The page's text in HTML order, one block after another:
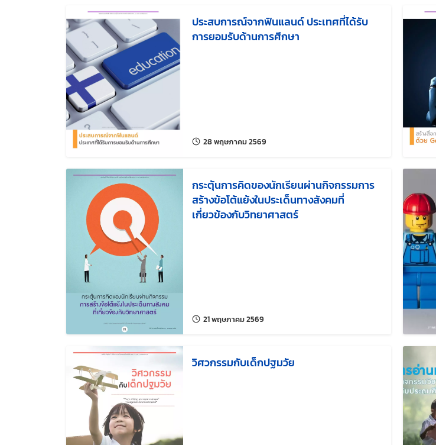
ประสบการณ์จากฟินแลนด์ ประเทศที่ได้รับ
การยอมรับด้านการศึกษา
28 พฤษภาคม 2569
กระตุ้นการคิดของนักเรียนผ่านกิจกรรมการ
สร้างข้อโต้แย้งในประเด็นทางสังคมที่
เกี่ยวข้องกับวิทยาศาสตร์
21 พฤษภาคม 2569
วิศวกรรมกับเด็กปฐมวัย